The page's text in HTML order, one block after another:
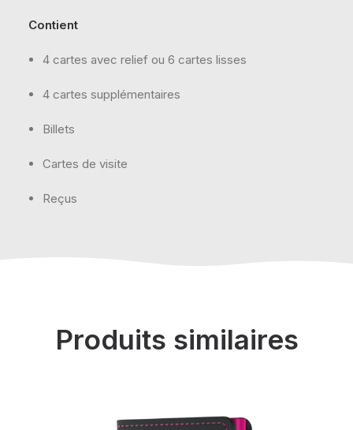
Contient
4 cartes avec relief ou 6 cartes lisses
4 cartes supplémentaires
Billets
Cartes de visite
Reçus
Produits similaires